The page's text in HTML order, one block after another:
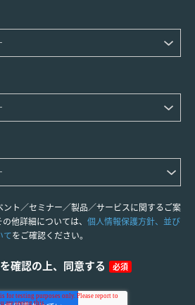
ト／セミナー／製品／サービスに関するご案
他詳細については、 個人情報保護方針、並び
てをご確認ください。
確認の上、同意する 必須